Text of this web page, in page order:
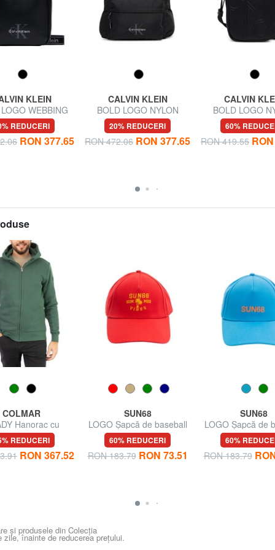
KLEIN
WEBBING
de umăr
REDUCERI
RON 377.65
CALVIN KLEIN
BOLD LOGO NYLON
Rucsac moale
20% REDUCERI
RON 472.06 RON 377.65
CALVIN
BOLD LOGO
Geantă
60%
RON 419.55
COLMAR
Hanorac cu
complet
REDUCERI
RON 367.52
SUN68
LOGO Șapcă de baseball
60% REDUCERI
RON 183.79 RON 73.51
SUN68
LOGO Șapcă de
din
60%
RON 183.79
și produsele din Colecția
înainte de reducerea prețului.